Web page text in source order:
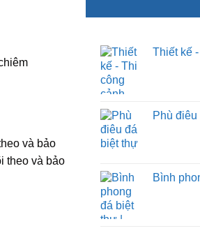
và bảo
theo và bảo
Thiết kế
Phù
Bình